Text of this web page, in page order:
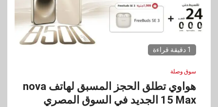
1 دقيقة قراءة
سوق وصلة
هواوي تطلق الحجز المسبق لهاتف nova
15 Max الجديد في السوق المصري